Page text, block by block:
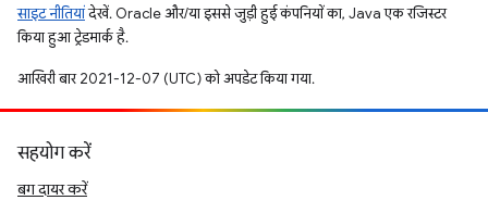
साइट नीतियांदेखें. Oracle और/या इससे जुड़ी हुई कंपनियों का, Java एक रजिस्टर
किया हुआ ट्रेडमार्क है.
आखिरी बार 2021-12-07 (UTC) को अपडेट किया गया.
सहयोग करें
बग दायर करें